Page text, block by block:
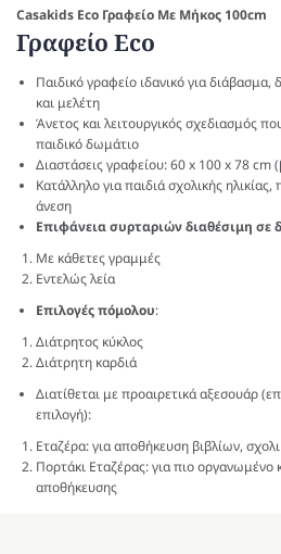
Casakids Eco Γραφείο Με Μήκος 100cm
Γραφείο Eco
Παιδικό γραφείο ιδανικό για διάβασμα,
και μελέτη
Άνετος και λειτουργικός σχεδιασμός
παιδικό δωμάτιο
Διαστάσεις γραφείου: 60 x 100 x 78 cm
Κατάλληλο για παιδιά σχολικής
άνεση
Επιφάνεια συρταριών διαθέσιμη σε
Με κάθετες γραμμές
Εντελώς λεία
Επιλογές πόμολου:
Διάτρητος κύκλος
Διάτρητη καρδιά
Διατίθεται με προαιρετικά αξεσουάρ
επιλογή):
Εταζέρα: για αποθήκευση βιβλίων,
Πορτάκι Εταζέρας: για πιο οργανωμένο
αποθήκευσης